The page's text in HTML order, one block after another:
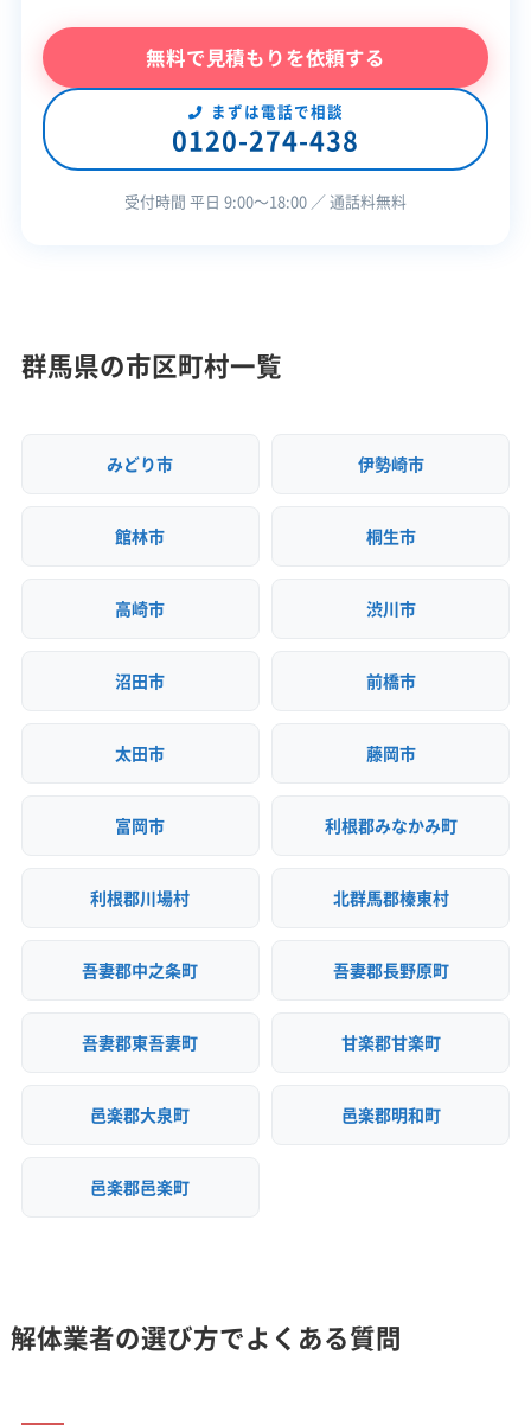
【建設業許可】
この解体業者の特徴
公共工事の経験
保有資格 建設業許可
建築物石綿含有建材調査者
策・リス
顧客対
無料見積もり
無料で見積もりを依頼する
まずは電話で相談
0120-274-438
受付時間 平日 9:00〜18:00 ／ 通話料無料
群馬県の市区町村一覧
みどり市 伊勢崎市
館林市 桐生市
高崎市 渋川市
沼田市 前橋市
太田市 藤岡市
富岡市 利根郡みなかみ町
利根郡川場村 北群馬郡榛東村
吾妻郡中之条町 吾妻郡長野原町
吾妻郡東吾妻町 甘楽郡甘楽町
邑楽郡大泉町 邑楽郡明和町
邑楽郡邑楽町
解体業者の選び方でよくある質問